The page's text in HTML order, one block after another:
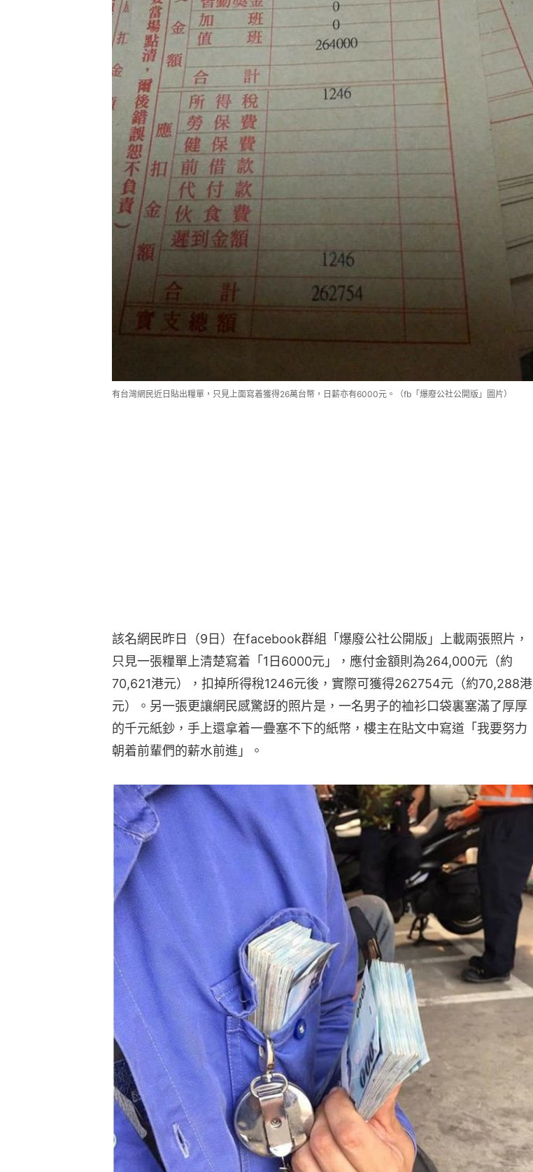
有台灣網民近日貼出糧單，只見上面寫着獲得26萬台幣，日薪亦有6000元。（fb「爆廢公社公開版」圖片）
該名網民昨日（9日）在facebook群組「爆廢公社公開版」上載兩張照片，
只見一張糧單上清楚寫着「1日6000元」，應付金額則為264,000元（約
70,621港元），扣掉所得稅1246元後，實際可獲得262754元（約70,288港
元）。另一張更讓網民感驚訝的照片是，一名男子的裇衫口袋裏塞滿了厚厚
的千元紙鈔，手上還拿着一疊塞不下的紙幣，樓主在貼文中寫道「我要努力
朝着前輩們的薪水前進」。